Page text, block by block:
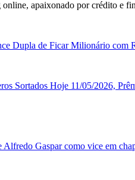
apaixonado por crédito e
Dupla de Ficar Milionário com
Sortados Hoje 11/05/2026,
Gaspar como vice em